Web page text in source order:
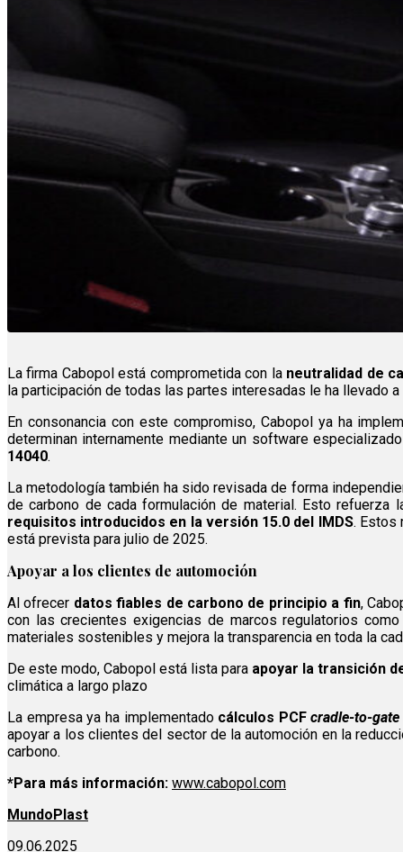
La firma Cabopol está comprometida con laneutralidad de
la participación de todas las partes interesadas le ha llevado a
En consonancia con este compromiso, Cabopol ya ha
determinan internamente mediante un software
14040.
La metodología también ha sido revisada de forma
de carbono de cada formulación de material. Esto
requisitos introducidos en la versión 15.0 del IMDS. Estos
está prevista para julio de 2025.
Apoyar a los clientes de automoción
Al ofrecer datos fiables de carbono de principio a fin,
con las crecientes exigencias de marcos regulatorios
materiales sostenibles y mejora la transparencia en toda la
De este modo, Cabopol está lista para apoyar la transición
climática a largo plazo
La empresa ya ha implementado cálculos PCFcradle-to-gate
apoyar a los clientes del sector de la automoción en la
carbono.
*Para más información: www.cabopol.com
MundoPlast
09.06.2025